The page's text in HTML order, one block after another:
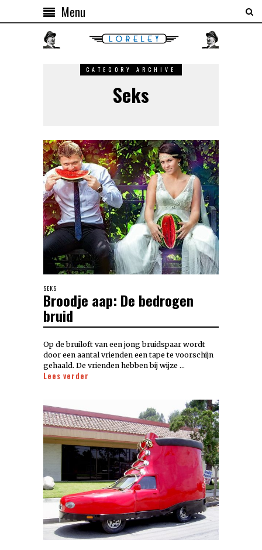
Menu
CATEGORY ARCHIVE
Seks
SEKS
Broodje aap: De bedrogen
bruid
Op de bruiloft van een jong bruidspaar wordt
door een aantal vrienden een tape te voorschijn
gehaald. De vrienden hebben bij wijze …
Lees verder